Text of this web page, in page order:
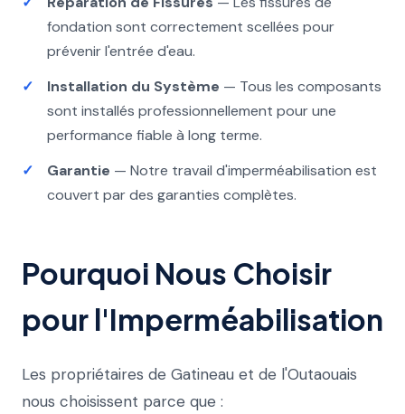
fondation sont correctement scellées pour
prévenir l'entrée d'eau.
Installation du Système — Tous les composants
sont installés professionnellement pour une
performance fiable à long terme.
Garantie — Notre travail d'imperméabilisation est
couvert par des garanties complètes.
Pourquoi Nous Choisir
pour l'Imperméabilisation
Les propriétaires de Gatineau et de l'Outaouais
nous choisissent parce que :